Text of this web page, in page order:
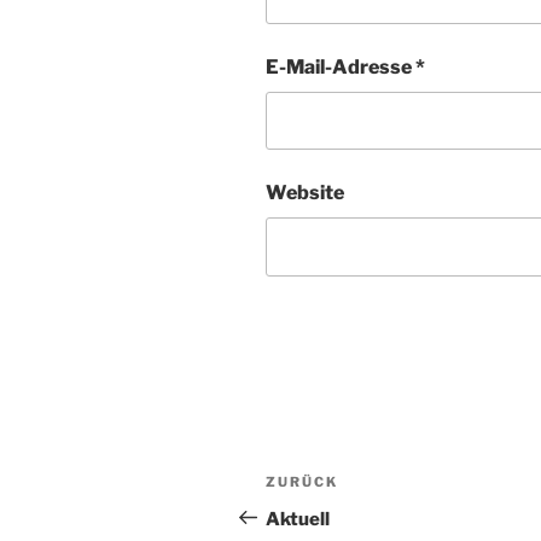
E-Mail-Adresse*
Website
Vorheriger
Beitrag
ZURÜCK
Aktuell